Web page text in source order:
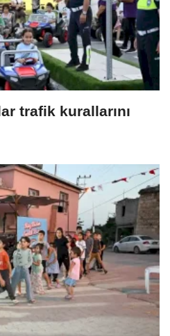
trafik kurallarını